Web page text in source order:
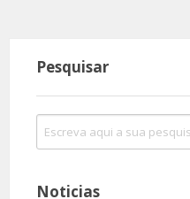
Pesquisar
Noticias